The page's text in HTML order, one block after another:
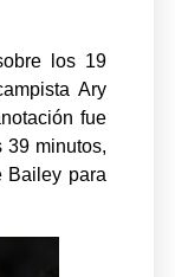
los 19
Ary
fue
39 minutos,
Bailey para